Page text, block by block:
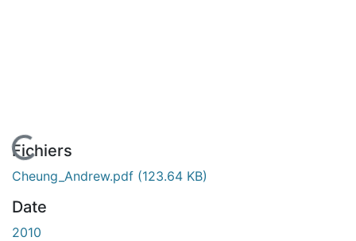
En cours de chargement...
Fichiers
Cheung_Andrew.pdf (123.64 KB)
Date
2010